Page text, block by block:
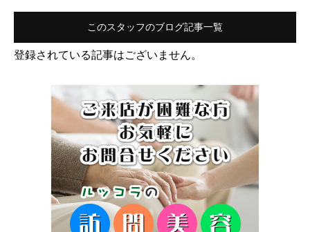
このスタッフのブログ記事一覧
登録されている記事はございません。